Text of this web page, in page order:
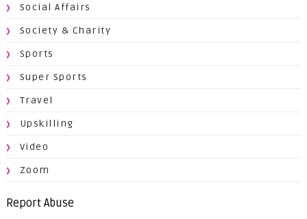
Social Affairs
Society & Charity
Sports
Super Sports
Travel
Upskilling
Video
Zoom
Report Abuse